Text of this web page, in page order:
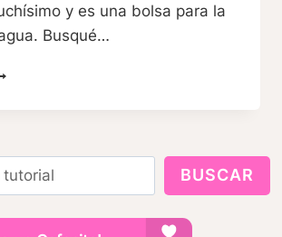
y es una bolsa para la
Busqué…
BUSCAR